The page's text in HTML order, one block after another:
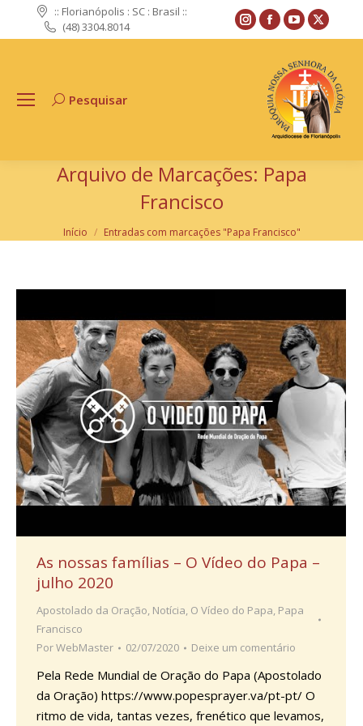
:: Florianópolis : SC : Brasil ::
(48) 3304.8014
Instagram
page
new
window
Facebook
page
opens
in
new
window
YouTube
page
opens
in
new
window
X
page
in
new
Search:Pesquisar
Arquivo de Marcações: Papa
Francisco
Você está aqui:
Início Entradas com marcações "Papa Francisco"
As nossas famílias – O Vídeo do Papa –
julho 2020
Apostolado da Oração, Notícia, O Vídeo do Papa, Papa
Francisco
PorWebMaster 02/07/2020 Deixe um comentário
Pela Rede Mundial de Oração do Papa (Apostolado
da Oração) https://www.popesprayer.va/pt-pt/ O
ritmo de vida, tantas vezes, frenético que levamos,